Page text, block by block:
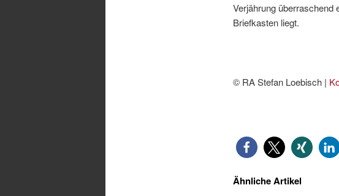
Verjährung überraschend
Briefkasten liegt.
© RA Stefan Loebisch |
Ähnliche Artikel